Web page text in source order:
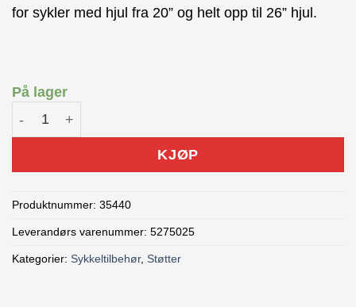
for sykler med hjul fra 20” og helt opp til 26” hjul.
På lager
Bontrager støtte bakmontert junior antall
KJØP
Produktnummer: 35440
Leverandørs varenummer: 5275025
Kategorier: Sykkeltilbehør, Støtter